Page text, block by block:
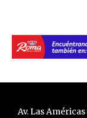
Av. Las Américas